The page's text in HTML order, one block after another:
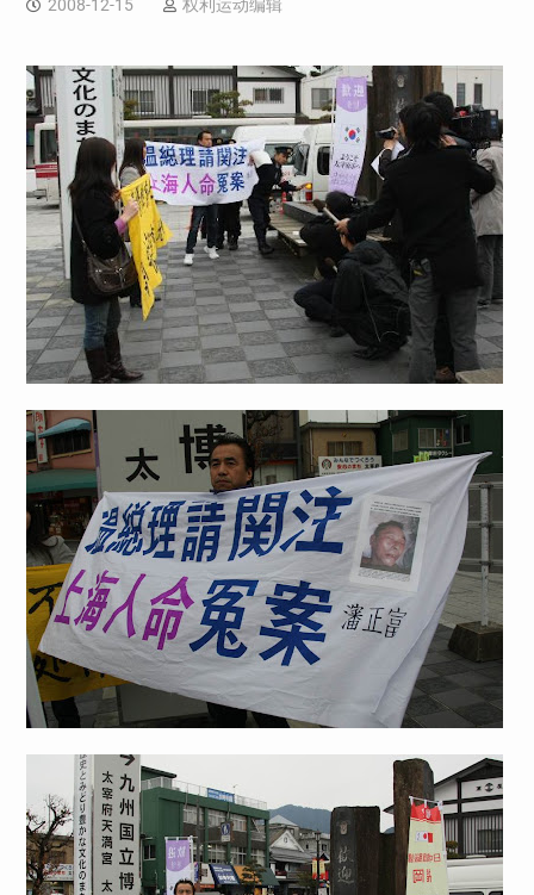
2008-12-15 权利运动编辑